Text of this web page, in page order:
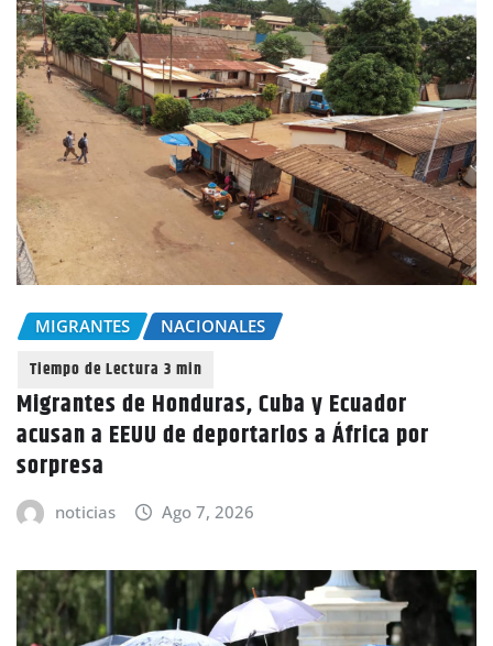
MIGRANTES NACIONALES
Migrantes de Honduras, Cuba y Ecuador
acusan a EEUU de deportarlos a África por
sorpresa
noticias Ago 7, 2026